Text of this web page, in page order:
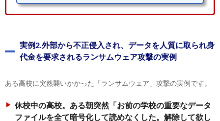
実例2.外部から不正侵入され、データを人質に取られ身
代金を要求されるランサムウェア攻撃の実例
ある高校に突然襲いかかった「ランサムウェア」攻撃の実例です。
休校中の高校。ある朝突然「お前の学校の重要なデータ
ファイルを全て暗号化して読めなくした。解除して欲し